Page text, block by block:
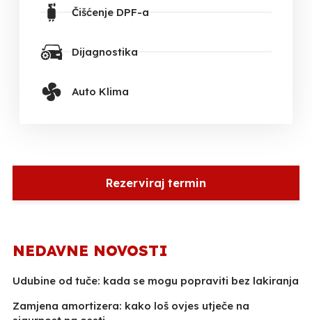
Čišćenje DPF-a
Dijagnostika
Auto Klima
Rezerviraj termin
NEDAVNE NOVOSTI
Udubine od tuče: kada se mogu popraviti bez lakiranja
Zamjena amortizera: kako loš ovjes utječe na